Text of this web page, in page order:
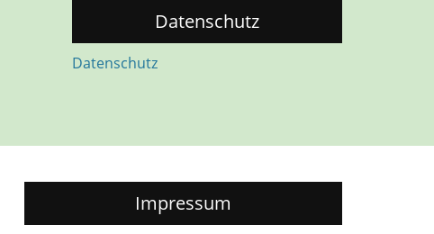
Datenschutz
Datenschutz
Impressum